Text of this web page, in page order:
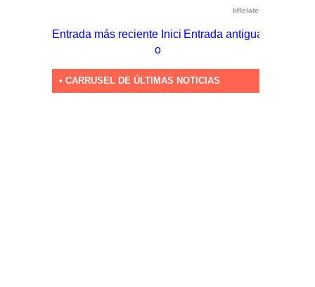
bRelated
Entrada más reciente Entrada antigua
Inici
o
• CARRUSEL DE ÚLTIMAS NOTICIAS